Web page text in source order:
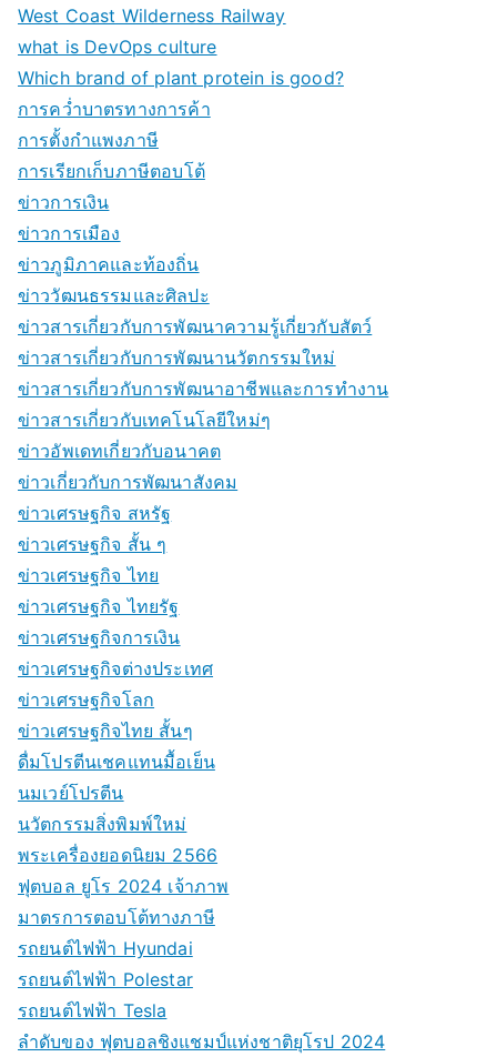
West Coast Wilderness Railway
what is DevOps culture
Which brand of plant protein is good?
การคว่ำบาตรทางการค้า
การตั้งกำแพงภาษี
การเรียกเก็บภาษีตอบโต้
ข่าวการเงิน
ข่าวการเมือง
ข่าวภูมิภาคและท้องถิ่น
ข่าววัฒนธรรมและศิลปะ
ข่าวสารเกี่ยวกับการพัฒนาความรู้เกี่ยวกับสัตว์
ข่าวสารเกี่ยวกับการพัฒนานวัตกรรมใหม่
ข่าวสารเกี่ยวกับการพัฒนาอาชีพและการทำงาน
ข่าวสารเกี่ยวกับเทคโนโลยีใหม่ๆ
ข่าวอัพเดทเกี่ยวกับอนาคต
ข่าวเกี่ยวกับการพัฒนาสังคม
ข่าวเศรษฐกิจ สหรัฐ
ข่าวเศรษฐกิจ สั้น ๆ
ข่าวเศรษฐกิจ ไทย
ข่าวเศรษฐกิจ ไทยรัฐ
ข่าวเศรษฐกิจการเงิน
ข่าวเศรษฐกิจต่างประเทศ
ข่าวเศรษฐกิจโลก
ข่าวเศรษฐกิจไทย สั้นๆ
ดื่มโปรตีนเชคแทนมื้อเย็น
นมเวย์โปรตีน
นวัตกรรมสิ่งพิมพ์ใหม่
พระเครื่องยอดนิยม 2566
ฟุตบอล ยูโร 2024 เจ้าภาพ
มาตรการตอบโต้ทางภาษี
รถยนต์ไฟฟ้า Hyundai
รถยนต์ไฟฟ้า Polestar
รถยนต์ไฟฟ้า Tesla
ลำดับของ ฟุตบอลชิงแชมป์แห่งชาติยุโรป 2024